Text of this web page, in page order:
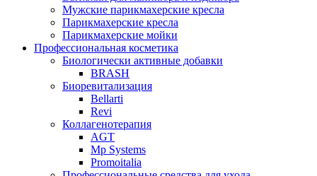
Мужские парикмахерские кресла
Парикмахерские кресла
Парикмахерские мойки
Профессиональная косметика
Биологически активные добавки
BRASH
Биоревитализация
Bellarti
Revi
Коллагенотерапия
AGT
Mp Systems
Promoitalia